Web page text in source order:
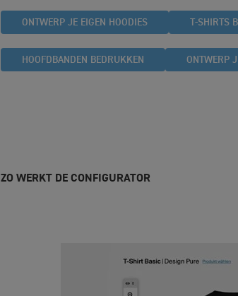
ONTWERP JE EIGEN HOODIES T-SHIRTS
HOOFDBANDEN BEDRUKKEN ONTWERP
ZO WERKT DE CONFIGURATOR